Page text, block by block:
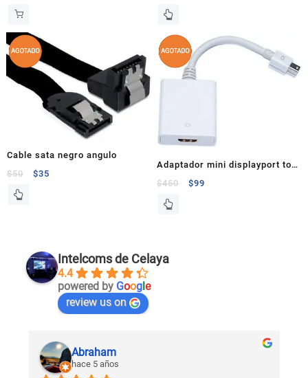
Cable sata negro angulo
$50 $35
Adaptador mini displayport to
hdmi
$450 $99
Intelcoms de Celaya
4.4
powered by Googl e
review us on
Abraham
hace 5 años